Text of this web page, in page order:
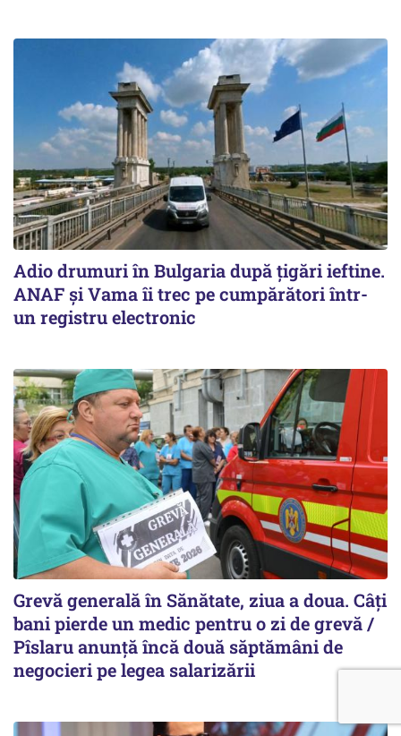
Adio drumuri în Bulgaria după țigări ieftine.
ANAF și Vama îi trec pe cumpărători într-
un registru electronic
Grevă generală în Sănătate, ziua a doua. Câți
bani pierde un medic pentru o zi de grevă /
Pîslaru anunță încă două săptămâni de
negocieri pe legea salarizării